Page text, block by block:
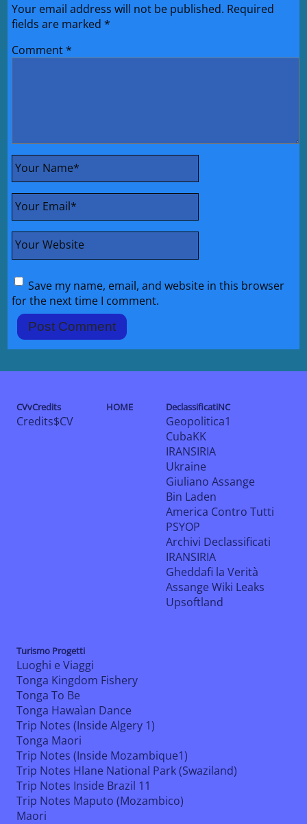
Your email address will not be published. Required
fields are marked*
Comment*
Your Name*
Your Email*
Your Website
Save my name, email, and website in this browser
for the next time I comment.
CVvCredits
Credits$CV
HOME DeclassificatiNC
Geopolitica1
CubaKK
IRANSIRIA
Ukraine
Giuliano Assange
Bin Laden
America Contro Tutti
PSYOP
Archivi Declassificati
IRANSIRIA
Gheddafi la Verità
Assange Wiki Leaks
Upsoftland
Turismo Progetti
Luoghi e Viaggi
Tonga Kingdom Fishery
Tonga To Be
Tonga Hawaìan Dance
Trip Notes (Inside Algery 1)
Tonga Maori
Trip Notes (Inside Mozambique1)
Trip Notes Hlane National Park (Swaziland)
Trip Notes Inside Brazil 11
Trip Notes Maputo (Mozambico)
Maori